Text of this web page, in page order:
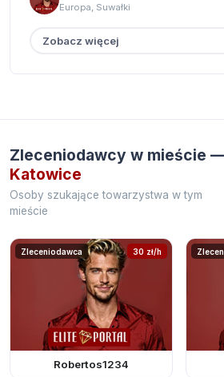
Europa, Suwałki
Zobacz więcej
Zleceniodawcy w mieście
Katowice
Osoby szukające towarzystwa w tym
mieście
Zleceniodawca 30 zł/h
Robertos1234